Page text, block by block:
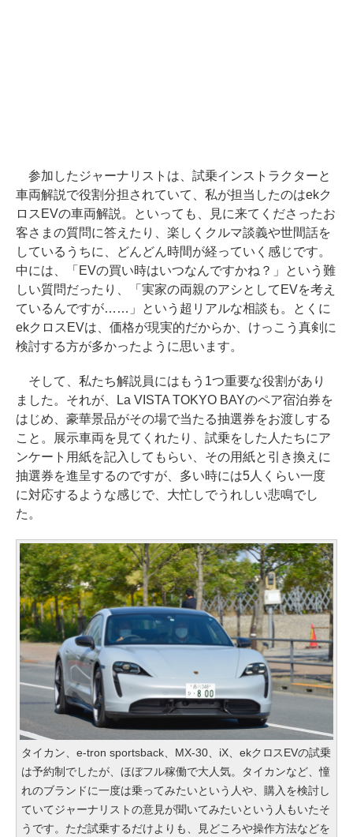
参加したジャーナリストは、試乗インストラクターと
車両解説で役割分担されていて、私が担当したのはekク
ロスEVの車両解説。といっても、見に来てくださったお
客さまの質問に答えたり、楽しくクルマ談義や世間話を
しているうちに、どんどん時間が経っていく感じです。
中には、「EVの買い時はいつなんですかね？」という難
しい質問だったり、「実家の両親のアシとしてEVを考え
ているんですが……」という超リアルな相談も。とくに
ekクロスEVは、価格が現実的だからか、けっこう真剣に
検討する方が多かったように思います。
そして、私たち解説員にはもう1つ重要な役割があり
ました。それが、La VISTA TOKYO BAYのペア宿泊券を
はじめ、豪華景品がその場で当たる抽選券をお渡しする
こと。展示車両を見てくれたり、試乗をした人たちにア
ンケート用紙を記入してもらい、その用紙と引き換えに
抽選券を進呈するのですが、多い時には5人くらい一度
に対応するような感じで、大忙しでうれしい悲鳴でし
た。
タイカン、e-tron sportsback、MX-30、iX、ekクロスEVの試乗
は予約制でしたが、ほぼフル稼働で大人気。タイカンなど、憧
れのブランドに一度は乗ってみたいという人や、購入を検討し
ていてジャーナリストの意見が聞いてみたいという人もいたそ
うです。ただ試乗するだけよりも、見どころや操作方法などを